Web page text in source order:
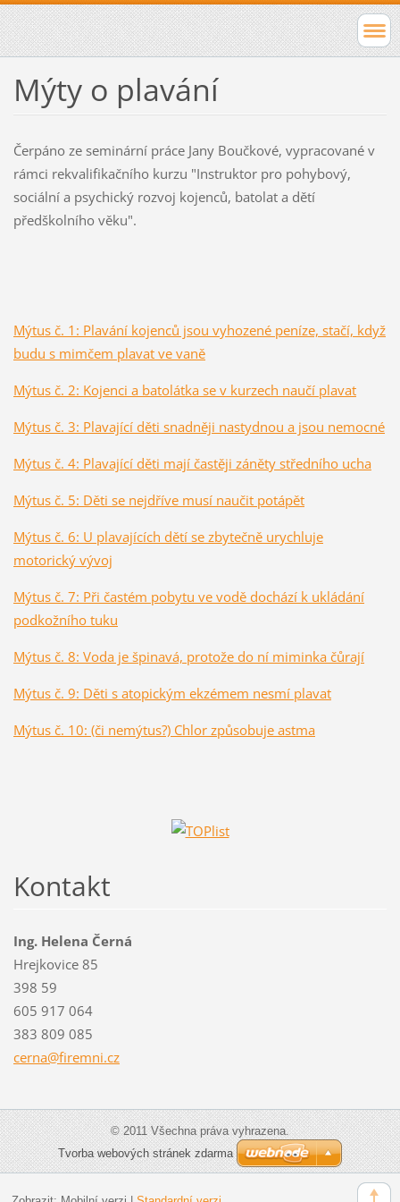
Mýty o plavání
Čerpáno ze seminární práce Jany Boučkové, vypracované v
rámci rekvalifikačního kurzu "Instruktor pro pohybový,
sociální a psychický rozvoj kojenců, batolat a dětí
předškolního věku".
Mýtus č. 1: Plavání kojenců jsou vyhozené peníze, stačí, když
budu s mimčem plavat ve vaně
Mýtus č. 2: Kojenci a batolátka se v kurzech naučí plavat
Mýtus č. 3: Plavající děti snadněji nastydnou a jsou nemocné
Mýtus č. 4: Plavající děti mají častěji záněty středního ucha
Mýtus č. 5: Děti se nejdříve musí naučit potápět
Mýtus č. 6: U plavajících dětí se zbytečně urychluje
motorický vývoj
Mýtus č. 7: Při častém pobytu ve vodě dochází k ukládání
podkožního tuku
Mýtus č. 8: Voda je špinavá, protože do ní miminka čůrají
Mýtus č. 9: Děti s atopickým ekzémem nesmí plavat
Mýtus č. 10: (či nemýtus?) Chlor způsobuje astma
Kontakt
Ing. Helena Černá
Hrejkovice 85
398 59
605 917 064
383 809 085
cerna@firemni.cz
© 2011 Všechna práva vyhrazena.
Tvorba webových stránek zdarma